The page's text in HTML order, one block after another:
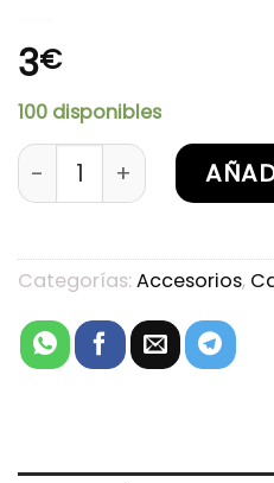
3€
100 disponibles
Adaptador Red USB
Categorías: Accesorios,